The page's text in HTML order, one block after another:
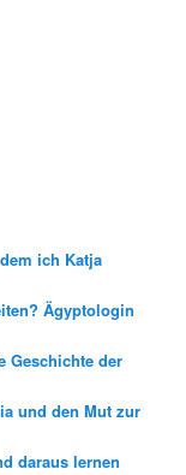
ich Katja
Ägyptologin
Geschichte der
und den Mut zur
daraus lernen